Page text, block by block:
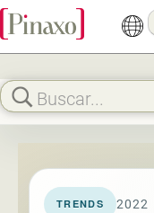
TRENDS 2022